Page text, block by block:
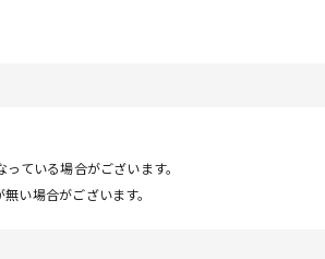
ている場合がございます。
い場合がございます。